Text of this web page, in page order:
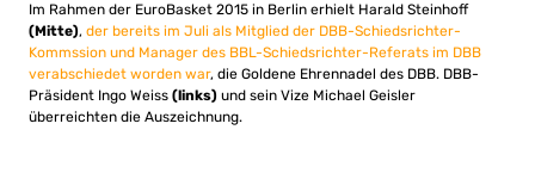
Im Rahmen der EuroBasket 2015 in Berlin erhielt Harald Steinhoff
(Mitte), der bereits im Juli als Mitglied der DBB-Schiedsrichter-
Kommssion und Manager des BBL-Schiedsrichter-Referats im DBB
verabschiedet worden war, die Goldene Ehrennadel des DBB. DBB-
Präsident Ingo Weiss (links) und sein Vize Michael Geisler
überreichten die Auszeichnung.